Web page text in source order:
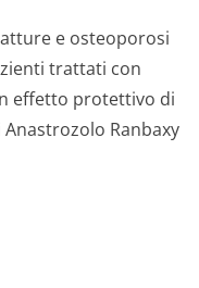
e osteoporosi
trattati con
effetto protettivo di
Ranbaxy